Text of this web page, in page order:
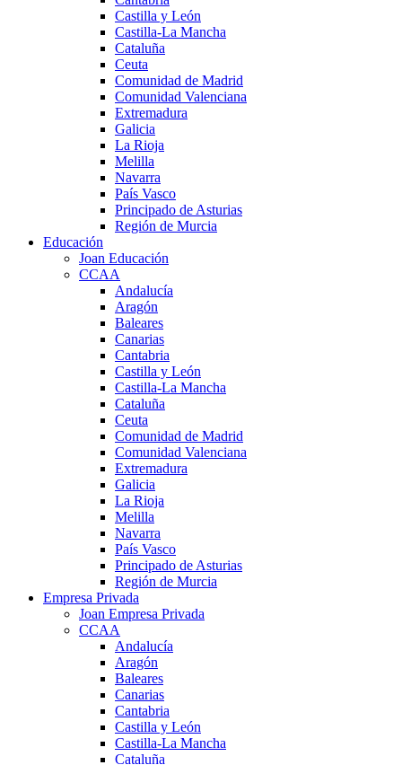
Castilla y León
Castilla-La Mancha
Cataluña
Ceuta
Comunidad de Madrid
Comunidad Valenciana
Extremadura
Galicia
La Rioja
Melilla
Navarra
País Vasco
Principado de Asturias
Región de Murcia
Educación
Joan Educación
CCAA
Andalucía
Aragón
Baleares
Canarias
Cantabria
Castilla y León
Castilla-La Mancha
Cataluña
Ceuta
Comunidad de Madrid
Comunidad Valenciana
Extremadura
Galicia
La Rioja
Melilla
Navarra
País Vasco
Principado de Asturias
Región de Murcia
Empresa Privada
Joan Empresa Privada
CCAA
Andalucía
Aragón
Baleares
Canarias
Cantabria
Castilla y León
Castilla-La Mancha
Cataluña